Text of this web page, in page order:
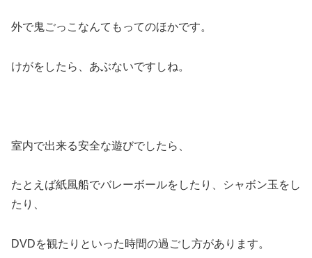
外で鬼ごっこなんてもってのほかです。
けがをしたら、あぶないですしね。
室内で出来る安全な遊びでしたら、
たとえば紙風船でバレーボールをしたり、シャボン玉をし
たり、
DVDを観たりといった時間の過ごし方があります。